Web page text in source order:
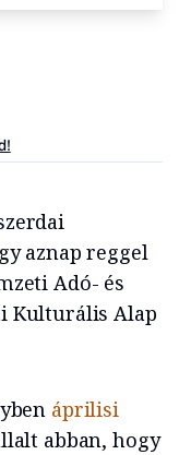
aznap reggel
Adó- és
Kulturális Alap
áprilisi
abban, hogy